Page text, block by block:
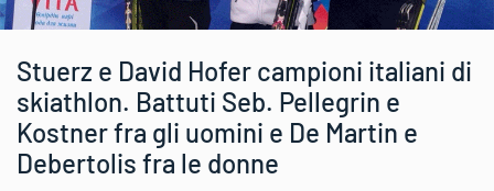
Stuerz e David Hofer campioni italiani di
skiathlon. Battuti Seb. Pellegrin e
Kostner fra gli uomini e De Martin e
Debertolis fra le donne